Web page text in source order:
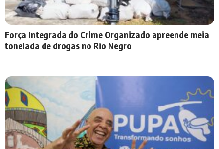
Força Integrada do Crime Organizado apreende meia
tonelada de drogas no Rio Negro